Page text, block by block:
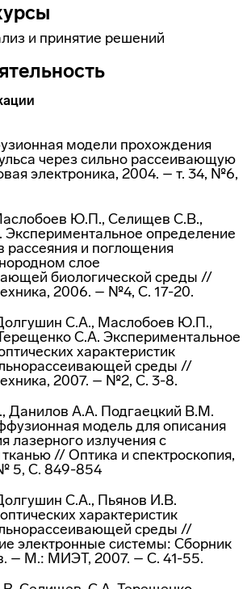
и принятие решений
модели прохождения
через сильно рассеивающую
электроника, 2004. – т. 34, №6,
Ю.П., Селищев С.В.,
определение
рассеяния и поглощения
слое
биологической среды //
2006. – №4, С. 17-20.
С.А., Маслобоев Ю.П.,
С.А. Экспериментальное
характеристик
среды //
2007. – №2, С. 3-8.
Данилов А.А. Подгаецкий В.М.
модель для описания
лазерного излучения с
// Оптика и спектроскопия,
5, С. 849-854
С.А., Пьянов И.В.
характеристик
среды //
электронные системы: Сборник
– М.: МИЭТ, 2007. – С. 41-55.